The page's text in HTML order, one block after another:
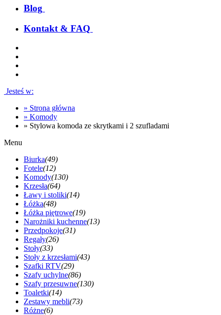
Blog
Kontakt & FAQ
Jesteś w:
» Strona główna
» Komody
» Stylowa komoda ze skrytkami i 2 szufladami
Menu
Biurka(49)
Fotele(12)
Komody(130)
Krzesła(64)
Ławy i stoliki(14)
Łóżka(48)
Łóżka piętrowe(19)
Narożniki kuchenne(13)
Przedpokoje(31)
Regały(26)
Stoły(33)
Stoły z krzesłami(43)
Szafki RTV(29)
Szafy uchylne(86)
Szafy przesuwne(130)
Toaletki(14)
Zestawy mebli(73)
Różne(6)